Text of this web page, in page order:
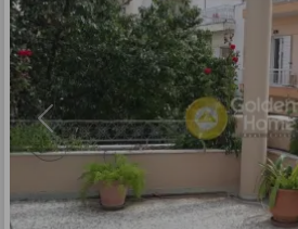
Previous